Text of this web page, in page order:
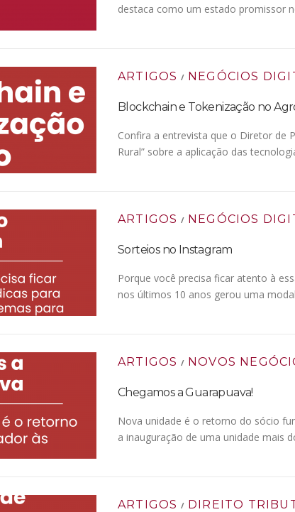
destaca como um estado promissor
ARTIGOS / NEGÓCIOS
Blockchain e Tokenização no
Confira a entrevista que o Diretor de
Rural” sobre a aplicação das
ARTIGOS / NEGÓCIOS
Sorteios no Instagram
Porque você precisa ficar atento à
nos últimos 10 anos gerou uma
ARTIGOS / NOVOS
Chegamos a Guarapuava!
Nova unidade é o retorno do sócio
a inauguração de uma unidade mais
ARTIGOS / DIREITO